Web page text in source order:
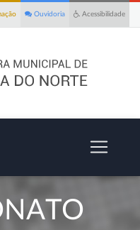
Acessibilidade
Ouvidoria